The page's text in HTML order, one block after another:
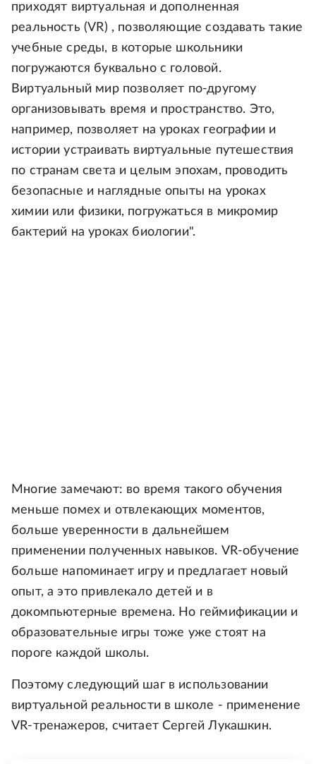
приходят виртуальная и дополненная
реальность (VR) , позволяющие создавать такие
учебные среды, в которые школьники
погружаются буквально с головой.
Виртуальный мир позволяет по-другому
организовывать время и пространство. Это,
например, позволяет на уроках географии и
истории устраивать виртуальные путешествия
по странам света и целым эпохам, проводить
безопасные и наглядные опыты на уроках
химии или физики, погружаться в микромир
бактерий на уроках биологии".
Многие замечают: во время такого обучения
меньше помех и отвлекающих моментов,
больше уверенности в дальнейшем
применении полученных навыков. VR-обучение
больше напоминает игру и предлагает новый
опыт, а это привлекало детей и в
докомпьютерные времена. Но геймификации и
образовательные игры тоже уже стоят на
пороге каждой школы.
Поэтому следующий шаг в использовании
виртуальной реальности в школе - применение
VR-тренажеров, считает Сергей Лукашкин.